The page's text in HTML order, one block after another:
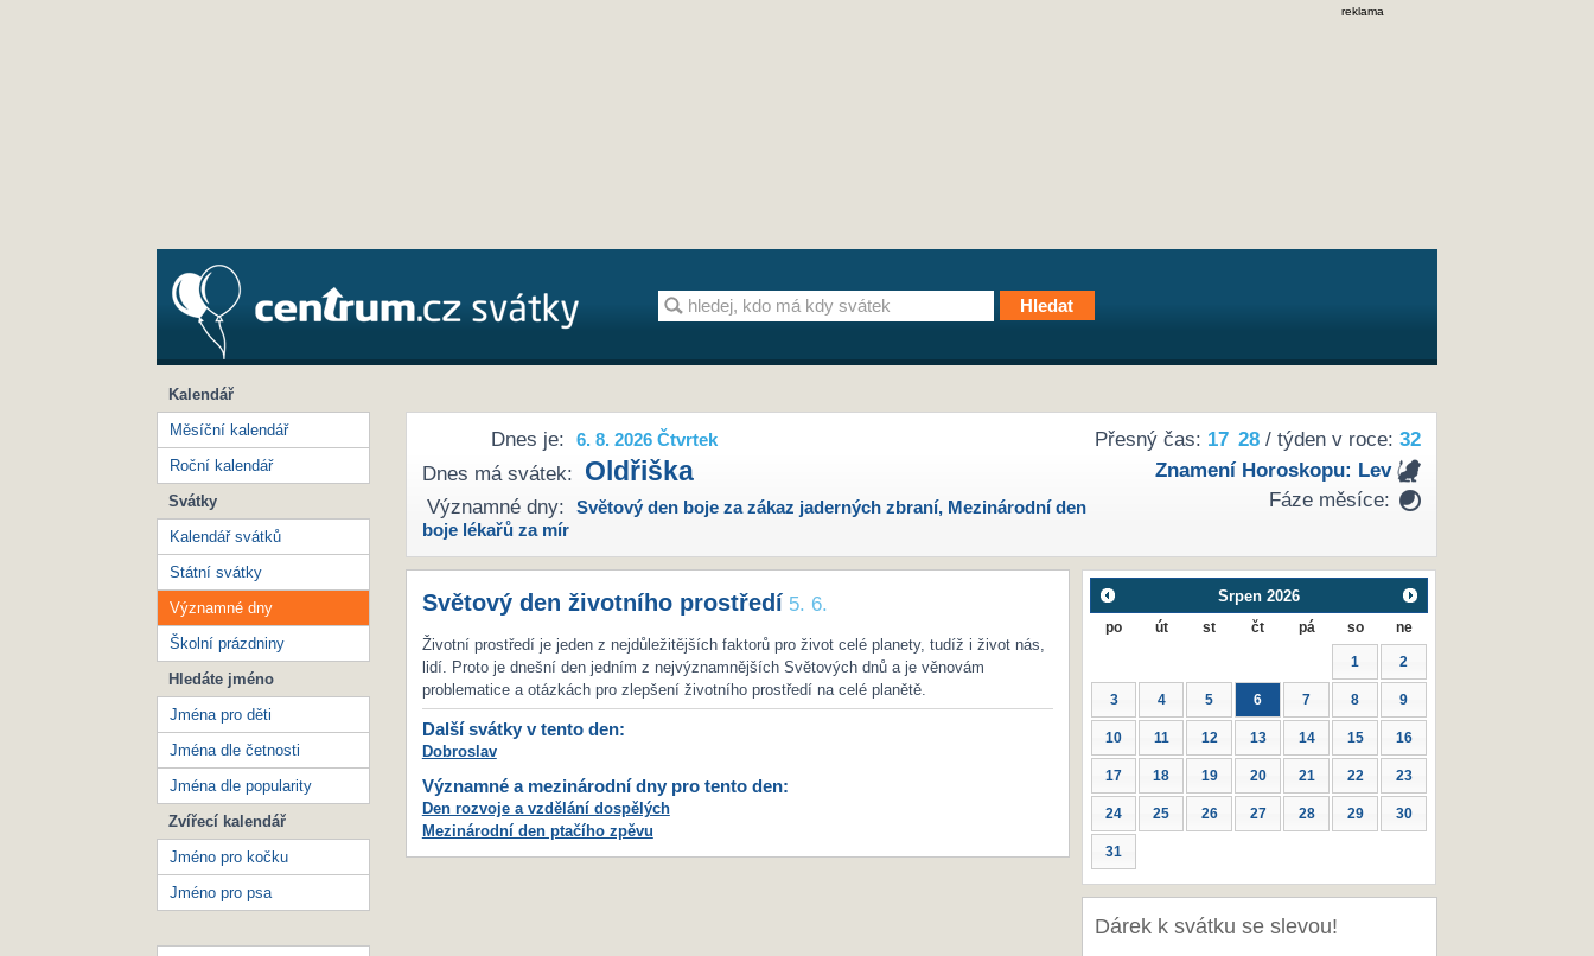
reklama
Přesný čas: 17 28/ týden v roce: 32
Znamení Horoskopu: Lev
Fáze měsíce:
Dnes je: 6. 8. 2026 Čtvrtek
Dnes má svátek: Oldřiška
Významné dny: Světový den boje za zákaz jaderných zbraní, Mezinárodní den
boje lékařů za mír
Světový den životního prostředí 5. 6.
Životní prostředí je jeden z nejdůležitějších faktorů pro život celé planety, tudíž i život nás,
lidí. Proto je dnešní den jedním z nejvýznamnějších Světových dnů a je věnovám
problematice a otázkách pro zlepšení životního prostředí na celé planětě.
Další svátky v tento den:
Dobroslav
Významné a mezinárodní dny pro tento den:
Den rozvoje a vzdělání dospělých
Mezinárodní den ptačího zpěvu
Srpen 2026
po út st čt pá so ne
1 2
3 4 5 6 7 8 9
10 11 12 13 14 15 16
17 18 19 20 21 22 23
24 25 26 27 28 29 30
31
Dárek k svátku se slevou!
Kalendář
Měsíční kalendář
Roční kalendář
Svátky
Kalendář svátků
Státní svátky
Významné dny
Školní prázdniny
Hledáte jméno
Jména pro děti
Jména dle četnosti
Jména dle popularity
Zvířecí kalendář
Jméno pro kočku
Jméno pro psa